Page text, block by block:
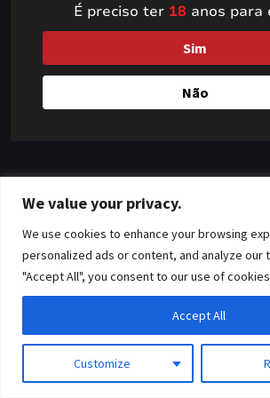
We value your privacy.
We use cookies to enhance your browsing
personalized ads or content, and analyze our
"Accept All", you consent to our use of
Customize
Accept All
something
— check back
É preciso ter 18 anos para
Sim
Não